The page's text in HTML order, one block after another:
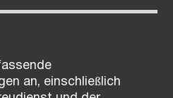
an, einschließlich